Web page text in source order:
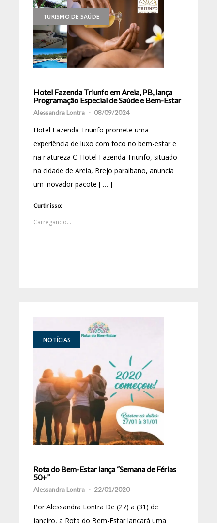
TURISMO DE SAÚDE
Hotel Fazenda Triunfo em Areia, PB, lança
Programação Especial de Saúde e Bem-Estar
Alessandra Lontra - 08/09/2024
Hotel Fazenda Triunfo promete uma
experiência de luxo com foco no bem-estar e
na natureza O Hotel Fazenda Triunfo, situado
na cidade de Areia, Brejo paraibano, anuncia
um inovador pacote [ … ]
Curtir isso:
Carregando...
NOTÍCIAS
Rota do Bem-Estar lança “Semana de Férias
50+”
Alessandra Lontra - 22/01/2020
Por Alessandra Lontra De (27) a (31) de
janeiro, a Rota do Bem-Estar lançará uma